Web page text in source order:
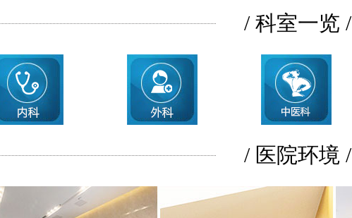
/ 科室一览 /
/ 医院环境 /